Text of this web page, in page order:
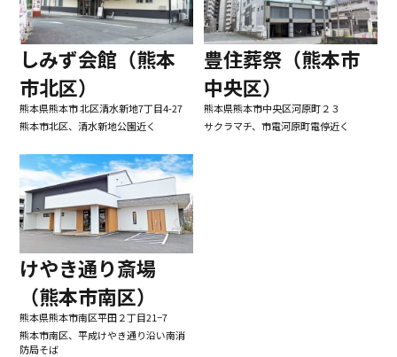
しみず会館（熊本
市北区）
熊本県熊本市 北区清水新地7丁目4-27
熊本市北区、清水新地公園近く
豊住葬祭（熊本市
中央区）
熊本県熊本市中央区河原町２３
サクラマチ、市電河原町電停近く
けやき通り斎場
（熊本市南区）
熊本県熊本市南区平田２丁目21−7
熊本市南区、平成けやき通り沿い南消
防局そば